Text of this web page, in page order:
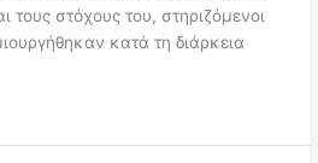
τους στόχους του, στηριζόμενοι
κατά τη διάρκεια